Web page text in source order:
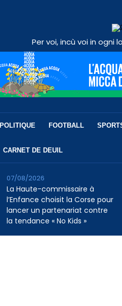
Per voi, incù voi in ogni
POLITIQUE FOOTBALL
CARNET DE DEUIL
La Haute-commissaire à
l’Enfance choisit la Corse pour
lancer un partenariat contre
la tendance « No Kids »
07/08/2026